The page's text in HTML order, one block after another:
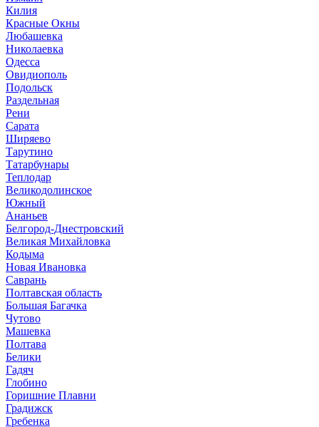
Килия
Красные Окны
Любашевка
Николаевка
Одесса
Овидиополь
Подольск
Раздельная
Рени
Сарата
Ширяево
Тарутино
Татарбунары
Теплодар
Великодолинское
Южный
Ананьев
Белгород-Днестровский
Великая Михайловка
Кодыма
Новая Ивановка
Саврань
Полтавская область
Большая Багачка
Чутово
Машевка
Полтава
Белики
Гадяч
Глобино
Горишние Плавни
Градижск
Гребенка